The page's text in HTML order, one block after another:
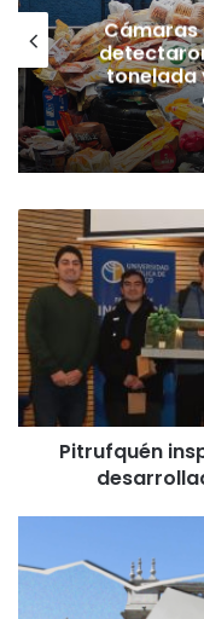
Cámaras
tonelada
P
i
t
r
u
f
q
u
é
i
Pitrufquén